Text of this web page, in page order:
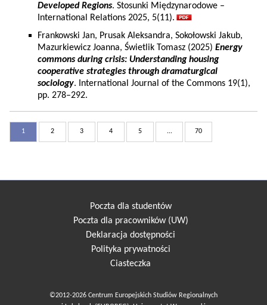
Developed Regions. Stosunki Międzynarodowe –
International Relations 2025, 5(11).
Frankowski Jan, Prusak Aleksandra, Sokołowski Jakub,
Mazurkiewicz Joanna, Świetlik Tomasz (2025) Energy
commons during crisis: Understanding housing
cooperative strategies through dramaturgical
sociology. International Journal of the Commons 19(1),
pp. 278–292.
1 2 3 4 5 ... 70
Poczta dla studentów
Poczta dla pracowników (UW)
Deklaracja dostępności
Polityka prywatności
Ciasteczka
©2012-2026 Centrum Europejskich Studiów Regionalnych